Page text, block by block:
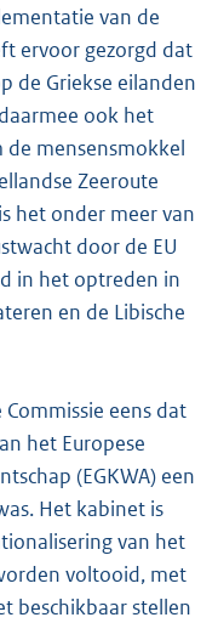
van de
ervoor gezorgd dat
de Griekse eilanden
ook het
mensensmokkel
Zeeroute
het onder meer van
door de EU
in het optreden in
en de Libische
eens dat
het Europese
(EGKWA) een
Het kabinet is
van het
voltooid, met
beschikbaar stellen